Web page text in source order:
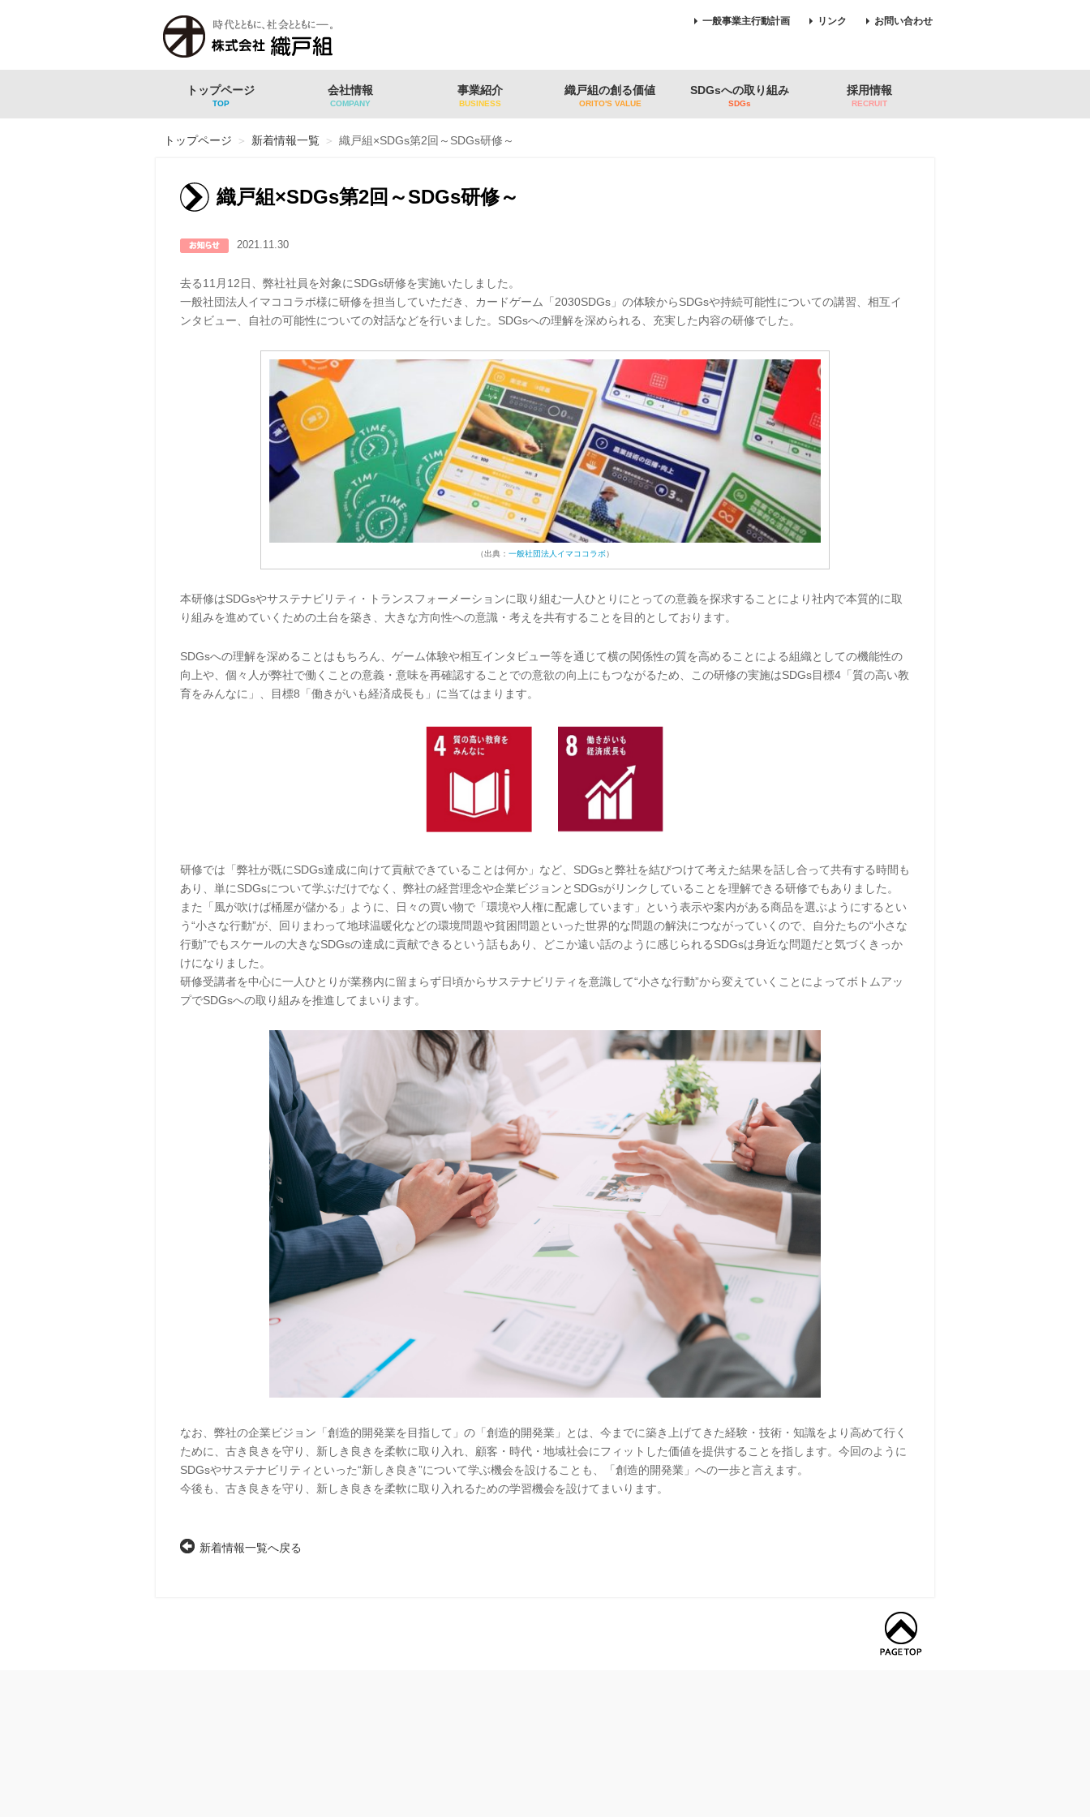
一般事業主行動計画 リンク お問い合わせ
トップページ
TOP
会社情報
COMPANY
事業紹介
BUSINESS
織戸組の創る価値
ORITO'S VALUE
SDGsへの取り組み
SDGs
採用情報
RECRUIT
トップページ ＞ 新着情報一覧 ＞ 織戸組×SDGs第2回～SDGs研修～
織戸組×SDGs第2回～SDGs研修～
2021.11.30
去る11月12日、弊社社員を対象にSDGs研修を実施いたしました。
一般社団法人イマココラボ様に研修を担当していただき、カードゲーム「2030SDGs」の体験からSDGsや持続可能性についての講習、相互イ
ンタビュー、自社の可能性についての対話などを行いました。SDGsへの理解を深められる、充実した内容の研修でした。
（出典： 一般社団法人イマココラボ）
本研修はSDGsやサステナビリティ・トランスフォーメーションに取り組む一人ひとりにとっての意義を探求することにより社内で本質的に取
り組みを進めていくための土台を築き、大きな方向性への意識・考えを共有することを目的としております。
SDGsへの理解を深めることはもちろん、ゲーム体験や相互インタビュー等を通じて横の関係性の質を高めることによる組織としての機能性の
向上や、個々人が弊社で働くことの意義・意味を再確認することでの意欲の向上にもつながるため、この研修の実施はSDGs目標4「質の高い教
育をみんなに」、目標8「働きがいも経済成長も」に当てはまります。
研修では「弊社が既にSDGs達成に向けて貢献できていることは何か」など、SDGsと弊社を結びつけて考えた結果を話し合って共有する時間も
あり、単にSDGsについて学ぶだけでなく、弊社の経営理念や企業ビジョンとSDGsがリンクしていることを理解できる研修でもありました。
また「風が吹けば桶屋が儲かる」ように、日々の買い物で「環境や人権に配慮しています」という表示や案内がある商品を選ぶようにするとい
う“小さな行動”が、回りまわって地球温暖化などの環境問題や貧困問題といった世界的な問題の解決につながっていくので、自分たちの“小さな
行動”でもスケールの大きなSDGsの達成に貢献できるという話もあり、どこか遠い話のように感じられるSDGsは身近な問題だと気づくきっか
けになりました。
研修受講者を中心に一人ひとりが業務内に留まらず日頃からサステナビリティを意識して“小さな行動”から変えていくことによってボトムアッ
プでSDGsへの取り組みを推進してまいります。
なお、弊社の企業ビジョン「創造的開発業を目指して」の「創造的開発業」とは、今までに築き上げてきた経験・技術・知識をより高めて行く
ために、古き良きを守り、新しき良きを柔軟に取り入れ、顧客・時代・地域社会にフィットした価値を提供することを指します。今回のように
SDGsやサステナビリティといった“新しき良き”について学ぶ機会を設けることも、「創造的開発業」への一歩と言えます。
今後も、古き良きを守り、新しき良きを柔軟に取り入れるための学習機会を設けてまいります。
新着情報一覧へ戻る